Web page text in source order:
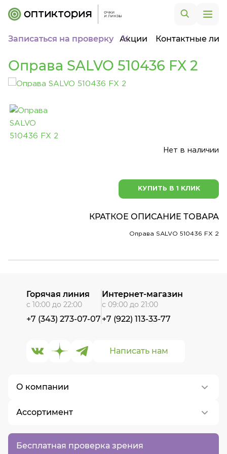
Записаться на проверку Акции Контактные
Оправа SALVO 510436 FX 2
Нет в наличии
КУПИТЬ В 1 КЛИК
КРАТКОЕ ОПИСАНИЕ ТОВАРА
Оправа SALVO 510436 FX 2
Бесплатная проверка зрения
О компании
О нас
Контакты
Вакансии
Ассортимент
Написать нам
Горячая линия
с 10:00 до 22:00
+7 (343) 273-07-07
Интернет-магазин
с 09:00 до 21:00
+7 (922) 113-33-77